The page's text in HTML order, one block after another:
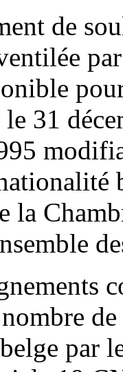
de
31
la
par